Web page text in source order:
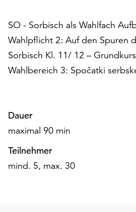
Informationen
finden
in
unserer
Impressum
.
SO - Sorbisch als Wahlfach
Wahlpflicht 2: Auf den Spuren
Sorbisch Kl. 11/ 12 –
Wahlbereich 3: Spočatki
Dauer
maximal 90 min
Teilnehmer
mind. 5, max. 30